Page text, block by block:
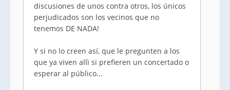
discusiones de unos contra otros, los únicos
perjudicados son los vecinos que no
tenemos DE NADA!
Y si no lo creen así, que le pregunten a los
que ya viven allì si prefieren un concertado o
esperar al público...